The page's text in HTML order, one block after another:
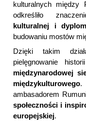
kulturalnych
odkreśliło
kulturalnej
i
budowaniu mostów
Dzięki takim
pielęgnowanie
międzynarodowej
międzykulturowego.
ambasadorem
społeczności i
europejskiej.